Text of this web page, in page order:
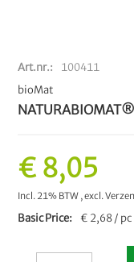
Art.nr.
100411
bioMat
€ 8,05
Incl. 21% BTW ,excl.
Basic Price € 2,68 / pc